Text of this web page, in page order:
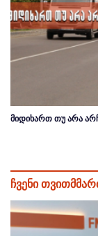
მიდიხართ თუ არა
ჩვენი